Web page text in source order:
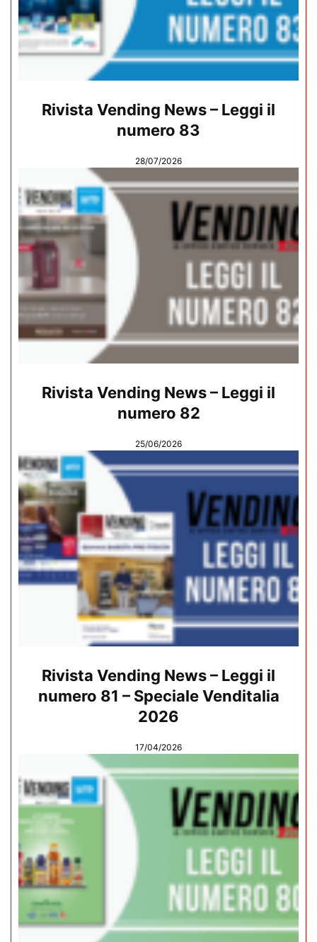
Rivista Vending News – Leggi il
numero 83
28/07/2026
Rivista Vending News – Leggi il
numero 82
25/06/2026
Rivista Vending News – Leggi il
numero 81 – Speciale Venditalia
2026
17/04/2026